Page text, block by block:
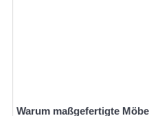
Warum maßgefertigte